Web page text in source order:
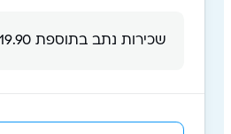
שכירות נתב בתוספת 19.90 ₪ לחודש